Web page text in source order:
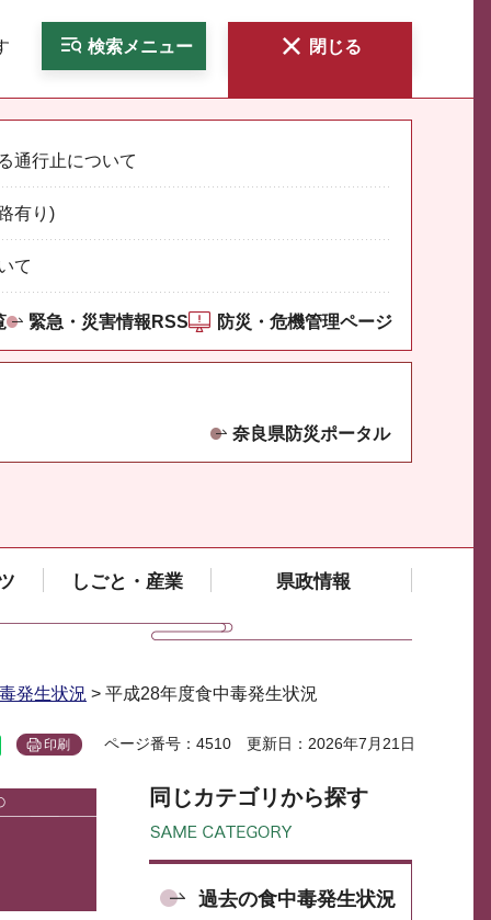
検索メニュー 閉じる
通行止について
有り)
て
緊急・災害情報RSS 防災・危機管理ページ
奈良県防災ポータル
しごと・産業 県政情報
発生状況 > 平成28年度食中毒発生状況
印刷 ページ番号：4510 更新日：2026年7月21日
同じカテゴリから探す
過去の食中毒発生状況